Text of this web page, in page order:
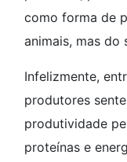
como forma de
animais, mas do
Infelizmente,
produtores
produtividade
proteínas e